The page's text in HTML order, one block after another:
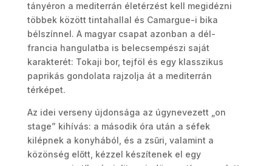
tányéron a mediterrán életérzést kell megidézni
többek között tintahallal és Camargue-i bika
bélszínnel. A magyar csapat azonban a dél-
francia hangulatba is belecsempészi saját
karakterét: Tokaji bor, tejföl és egy klasszikus
paprikás gondolata rajzolja át a mediterrán
térképet.
Az idei verseny újdonsága az úgynevezett „on
stage” kihívás: a második óra után a séfek
kilépnek a konyhából, és a zsűri, valamint a
közönség előtt, kézzel készítenek el egy